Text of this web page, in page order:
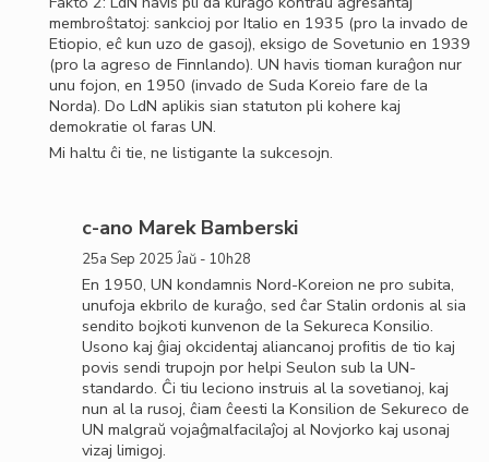
membroŝtatoj: sankcioj por Italio en 1935 (pro la invado de
Etiopio, eĉ kun uzo de gasoj), eksigo de Sovetunio en 1939
(pro la agreso de Finnlando). UN havis tioman kuraĝon nur
unu fojon, en 1950 (invado de Suda Koreio fare de la
Norda). Do LdN aplikis sian statuton pli kohere kaj
demokratie ol faras UN.
Mi haltu ĉi tie, ne listigante la sukcesojn.
c-ano Marek Bamberski
25a Sep 2025 Ĵaŭ - 10h28
En 1950, UN kondamnis Nord-Koreion ne pro subita,
unufoja ekbrilo de kuraĝo, sed ĉar Stalin ordonis al sia
sendito bojkoti kunvenon de la Sekureca Konsilio.
Usono kaj ĝiaj okcidentaj aliancanoj proﬁtis de tio kaj
povis sendi trupojn por helpi Seulon sub la UN-
standardo. Ĉi tiu leciono instruis al la sovetianoj, kaj
nun al la rusoj, ĉiam ĉeesti la Konsilion de Sekureco de
UN malgraŭ vojaĝmalfacilaĵoj al Novjorko kaj usonaj
vizaj limigoj.